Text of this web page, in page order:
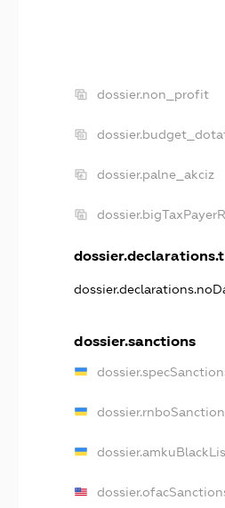
dossier.non_profit
dossier.palne_akciz
dossier.sanctions